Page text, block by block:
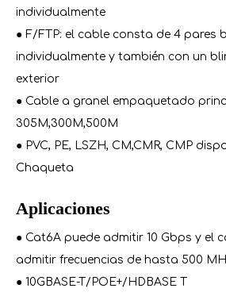
individualmente
● F/FTP: el cable consta de 4 pares
individualmente y también con un
exterior
● Cable a granel empaquetado
305M,300M,500M
● PVC, PE, LSZH, CM,CMR, CMP
Chaqueta
Aplicaciones
● Cat6A puede admitir 10 Gbps y el
admitir frecuencias de hasta 500
● 10GBASE-T/POE+/HDBASE T